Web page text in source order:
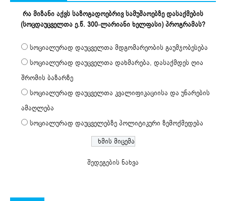
რა მიზანი აქვს საზოგადოებრივ სამუშაოებზე დასაქმების
(სოცდაუცველთა ე.წ. 300-ლარიანი ხელფასი) პროგრამას?
სოციალურად დაუცველთა მდგომარეობის გაუმჯობესება
სოციალურად დაუცველთა დახმარება, დასაქმდეს ღია
შრომის ბაზარზე
სოციალურად დაუცველთა კვალიფიკაციისა და უნარების
ამაღლება
სოციალურად დაუცველებზე პოლიტიკური ზემოქმედება
შედეგების ნახვა